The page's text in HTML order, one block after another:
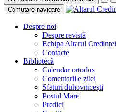
Comutare navigare
Despre noi
Despre revistă
Echipa Altarul Credinței
Contacte
Bibliotecă
Calendar ortodox
Comentariile zilei
Sfaturi duhovnicești
Postul Mare
Predici